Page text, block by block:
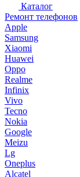
Каталог
Ремонт телефонов
Apple
Samsung
Xiaomi
Huawei
Oppo
Realme
Infinix
Vivo
Tecno
Nokia
Google
Meizu
Lg
Oneplus
Alcatel